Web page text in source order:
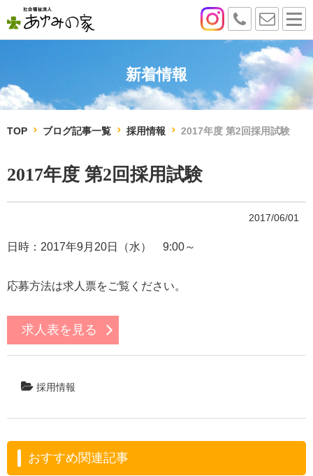
新着情報
TOP ブログ記事一覧 採用情報 2017年度 第2回採用試験
2017年度 第2回採用試験
2017/06/01
日時：2017年9月20日（水） 9:00～
応募方法は求人票をご覧ください。
求人表を見る
採用情報
おすすめ関連記事